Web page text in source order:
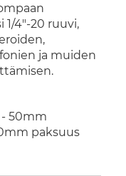
1/4"-20 ruuvi,
ja muiden
50mm
paksuus